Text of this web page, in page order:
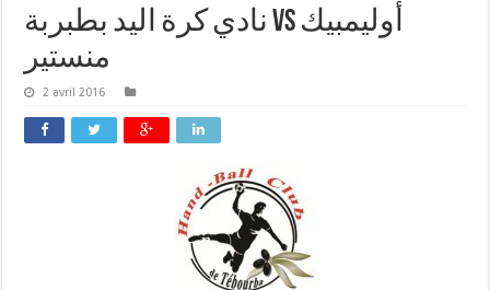
نادي كرة اليد بطبربة vs أوليمبيك
منستير
2 avril 2016